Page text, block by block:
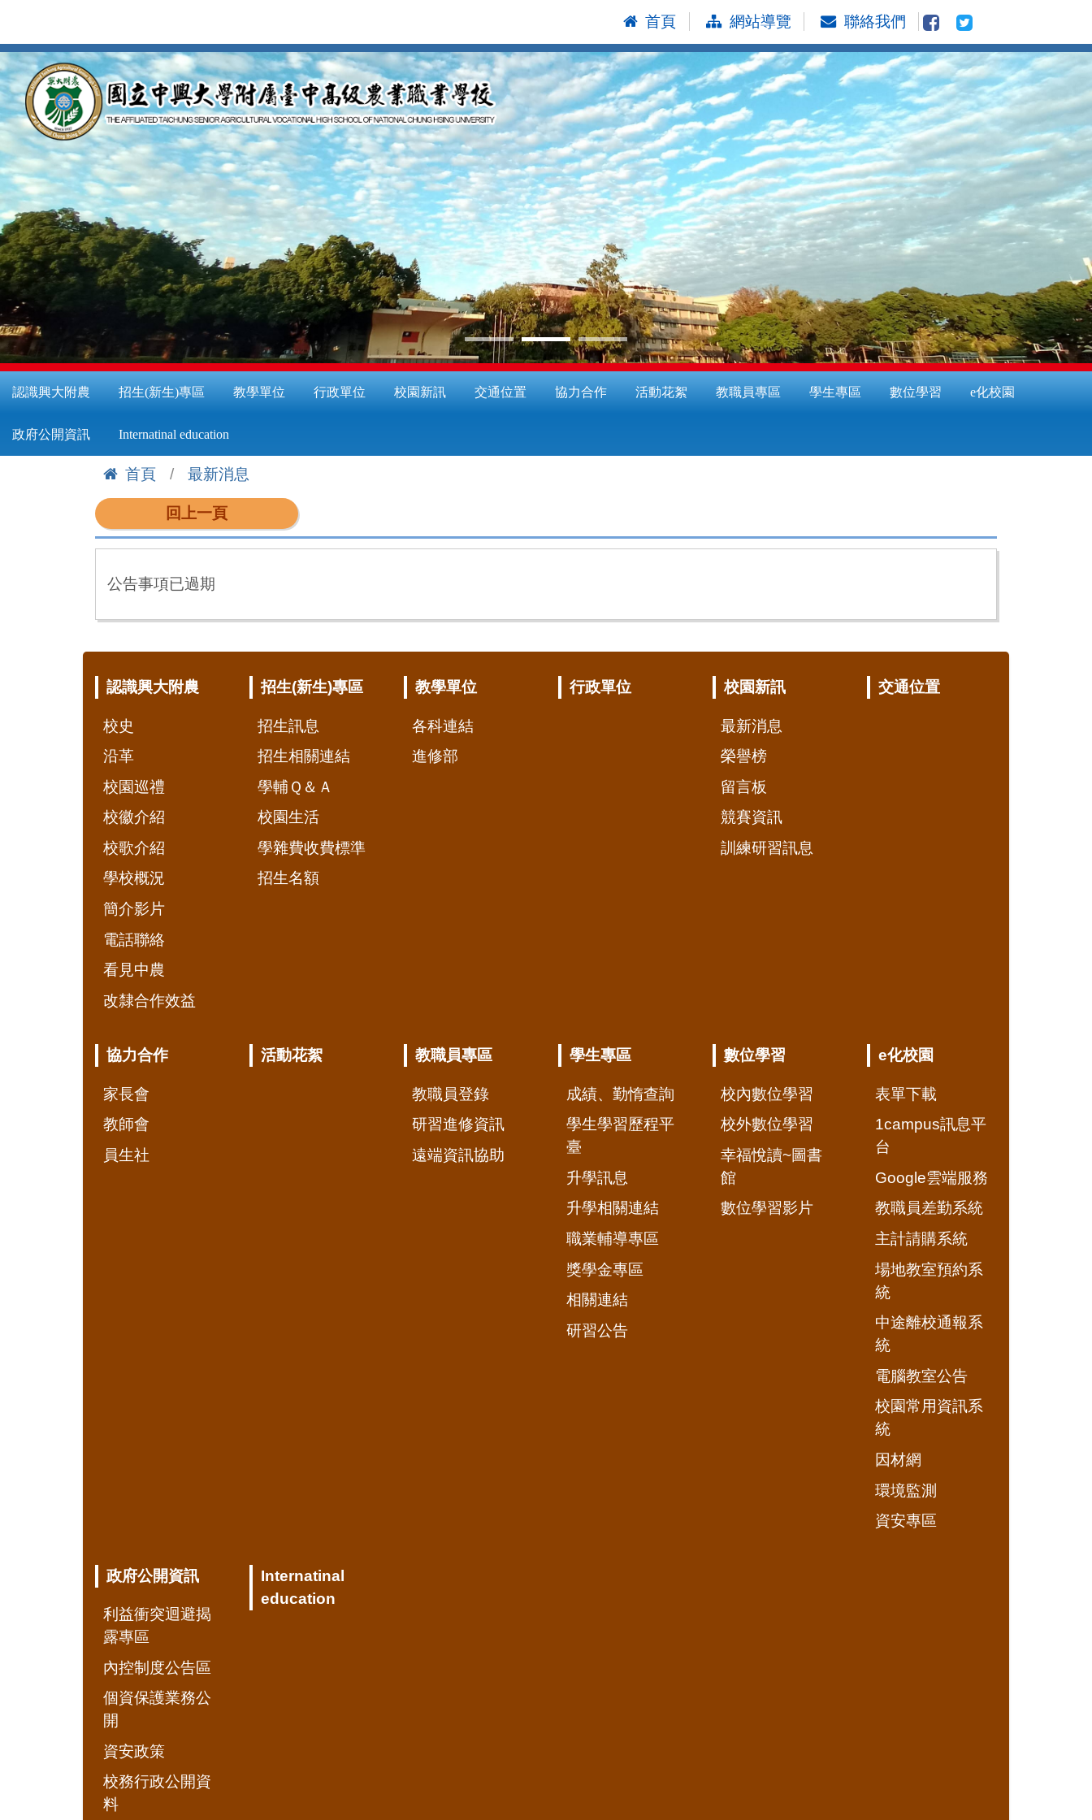
到
主
要
內
容
區
首頁 網站導覽 聯絡我們
認識興大附農 招生(新生)專區 教學單位 行政單位 校園新訊 交通位置 協力合作 活動花絮 教職員專區 學生專區 數位學習 e化校園
政府公開資訊 Internatinal education
首頁
最新消息
回上一頁
公告事項已過期
認識興大附農
校史
沿革
校園巡禮
校徽介紹
校歌介紹
學校概況
簡介影片
電話聯絡
看見中農
改隸合作效益
招生(新生)專區
招生訊息
招生相關連結
學輔Ｑ＆Ａ
校園生活
學雜費收費標準
招生名額
教學單位
各科連結
進修部
行政單位 校園新訊
最新消息
榮譽榜
留言板
競賽資訊
訓練研習訊息
交通位置
協力合作
家長會
教師會
員生社
活動花絮 教職員專區
教職員登錄
研習進修資訊
遠端資訊協助
學生專區
成績、勤惰查詢
學生學習歷程平
臺
升學訊息
升學相關連結
職業輔導專區
獎學金專區
相關連結
研習公告
數位學習
校內數位學習
校外數位學習
幸福悅讀~圖書
館
數位學習影片
e化校園
表單下載
1campus訊息平
台
Google雲端服務
教職員差勤系統
主計請購系統
場地教室預約系
統
中途離校通報系
統
電腦教室公告
校園常用資訊系
統
因材網
環境監測
資安專區
政府公開資訊
利益衝突迴避揭
露專區
內控制度公告區
個資保護業務公
開
資安政策
校務行政公開資
料
Internatinal
education